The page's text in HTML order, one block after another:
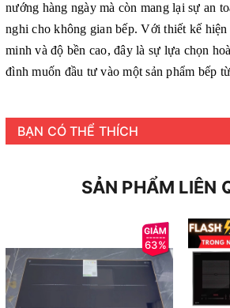
nướng hàng ngày mà còn mang lại sự an
nghi cho không gian bếp. Với thiết kế
minh và độ bền cao, đây là sự lựa chọn
đình muốn đầu tư vào một sản phẩm bếp
BẠN CÓ THỂ THÍCH
SẢN PHẨM LIÊN
63%